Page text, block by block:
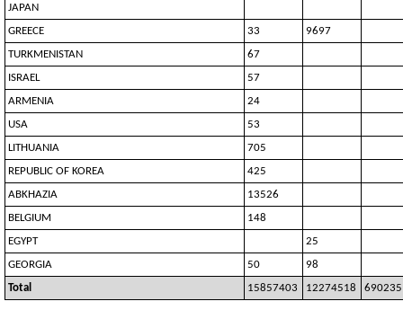
JAPAN
GREECE
33
9697
TURKMENISTAN
67
ISRAEL
57
ARMENIA
24
USA
53
LITHUANIA
705
REPUBLIC OF KOREA
425
ABKHAZIA
13526
BELGIUM
148
EGYPT
25
GEORGIA
50
98
Total
15857403 12274518 690235